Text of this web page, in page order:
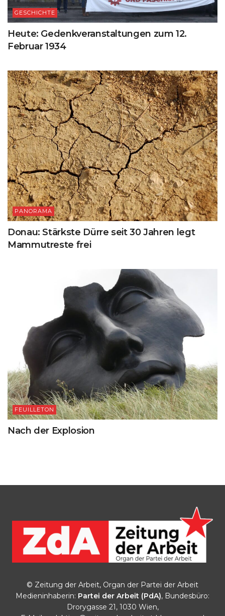
GESCHICHTE
Heute: Gedenkveranstaltungen zum 12.
Februar 1934
PANORAMA
Donau: Stärkste Dürre seit 30 Jahren legt
Mammutreste frei
FEUILLETON
Nach der Explosion
© Zeitung der Arbeit, Organ der Partei der Arbeit
Medieninhaberin: Partei der Arbeit (PdA), Bundesbüro:
Drorygasse 21, 1030 Wien,